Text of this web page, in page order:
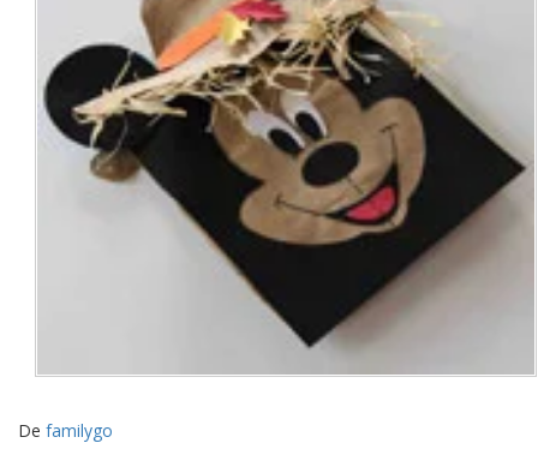
De familygo